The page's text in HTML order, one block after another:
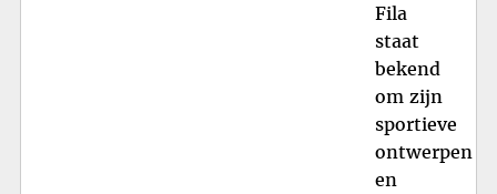
Fila
staat
bekend
om zijn
sportieve
ontwerpen
en